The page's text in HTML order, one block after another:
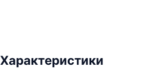
Характеристики